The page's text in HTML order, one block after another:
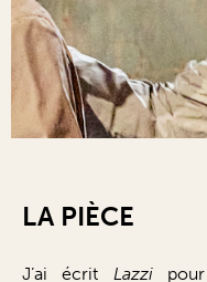
LA PIÈCE
J’ai écrit Lazzipour